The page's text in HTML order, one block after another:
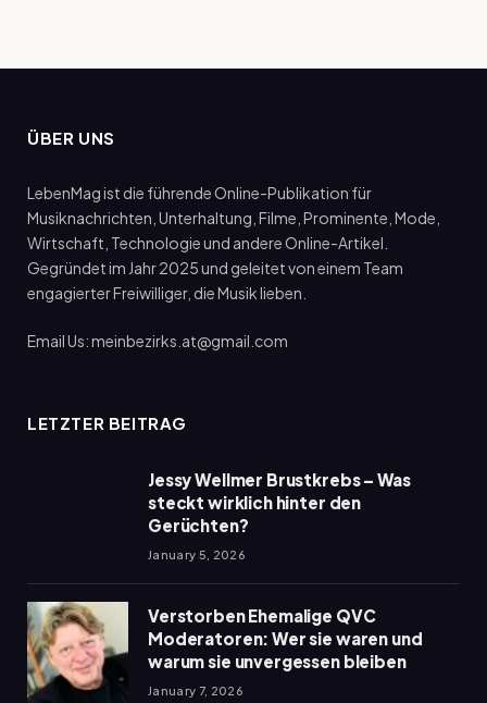
ÜBER UNS
LebenMag ist die führende Online-Publikation für
Musiknachrichten, Unterhaltung, Filme, Prominente, Mode,
Wirtschaft, Technologie und andere Online-Artikel.
Gegründet im Jahr 2025 und geleitet von einem Team
engagierter Freiwilliger, die Musik lieben.
Email Us: meinbezirks.at@gmail.com
LETZTER BEITRAG
Jessy Wellmer Brustkrebs – Was
steckt wirklich hinter den
Gerüchten?
January 5, 2026
Verstorben Ehemalige QVC
Moderatoren: Wer sie waren und
warum sie unvergessen bleiben
January 7, 2026